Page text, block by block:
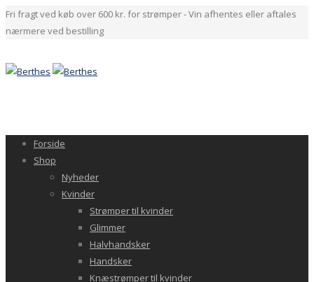
Fri fragt ved køb over 600 kr. for strømper - Vin afhentes eller aftales
nærmere ved bestilling
Forside
Shop
Nyheder
Kvinder
Strømper til kvinder
Glimmer
Halvhandsker
Handsker
Knæstrømper til kvinder